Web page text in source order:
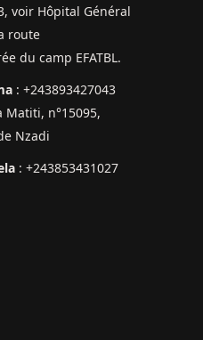
voir Hôpital Général
route
du camp EFATBL.
: +243893427043
Matiti, n°15095,
Nzadi
: +243853431027